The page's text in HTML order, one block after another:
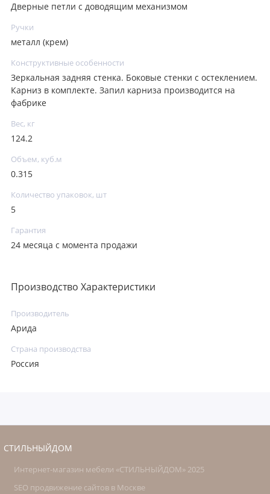
Дверные петли с доводящим механизмом
Ручки
металл (крем)
Конструктивные особенности
Зеркальная задняя стенка. Боковые стенки с остеклением.
Карниз в комплекте. Запил карниза производится на
фабрике
Вес, кг
124.2
Объем, куб.м
0.315
Количество упаковок, шт
5
Гарантия
24 месяца с момента продажи
Производство Характеристики
Производитель
Арида
Страна производства
Россия
СТИЛЬНЫЙДОМ
Интернет-магазин мебели «СТИЛЬНЫЙДОМ» 2025
SEO продвижение сайтов в Москве